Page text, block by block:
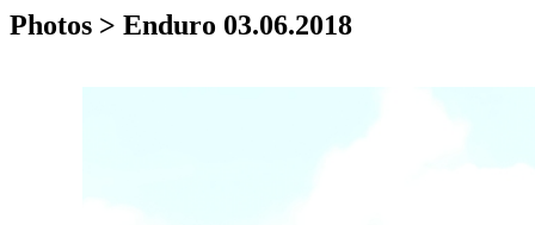
Photos > Enduro 03.06.2018